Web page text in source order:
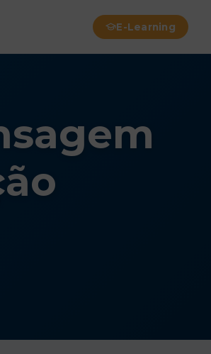
E-Learning